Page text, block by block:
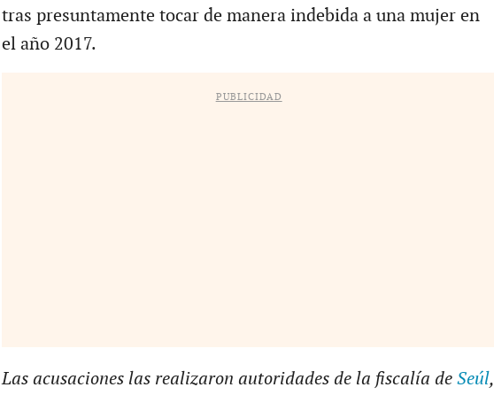
tras presuntamente tocar de manera indebida a una mujer en
el año 2017.
PUBLICIDAD
Las acusaciones las realizaron autoridades de la fiscalía de Seúl,